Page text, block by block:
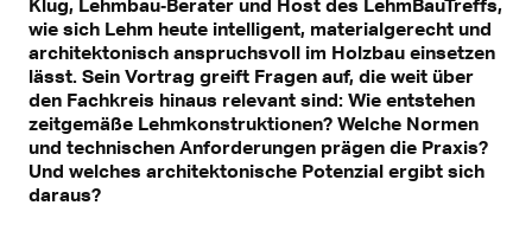
wie sich Lehm heute intelligent, materialgerecht und
architektonisch anspruchsvoll im Holzbau einsetzen
lässt. Sein Vortrag greift Fragen auf, die weit über
den Fachkreis hinaus relevant sind: Wie entstehen
zeitgemäße Lehmkonstruktionen? Welche Normen
und technischen Anforderungen prägen die Praxis?
Und welches architektonische Potenzial ergibt sich
daraus?